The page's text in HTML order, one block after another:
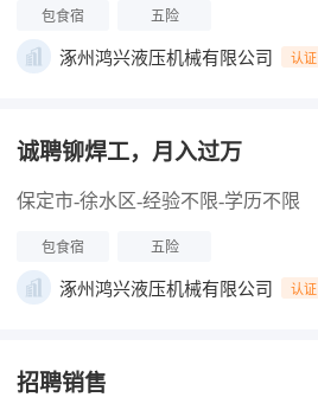
包食宿 五险
涿州鸿兴液压机械有限公司 认证
诚聘铆焊工，月入过万
保定市-徐水区-经验不限-学历不限
包食宿 五险
涿州鸿兴液压机械有限公司 认证
招聘销售